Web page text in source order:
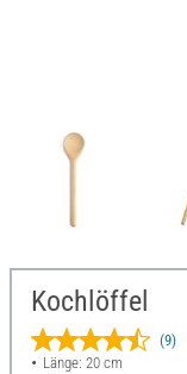
Kochlöffel
(9)
Länge: 20 cm